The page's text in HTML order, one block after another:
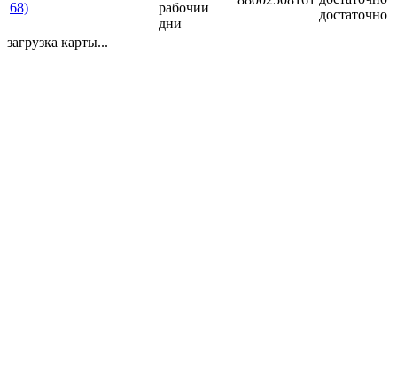
68)
рабочии
дни
достаточно
загрузка карты...